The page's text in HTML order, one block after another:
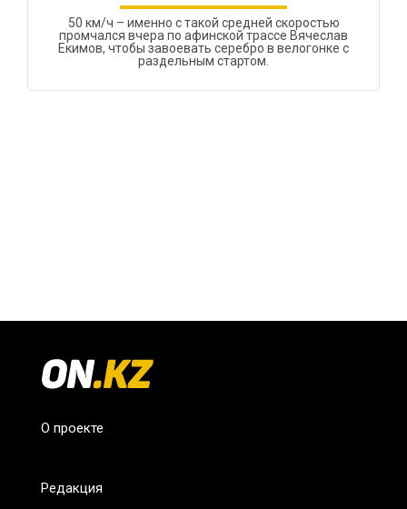
50 км/ч – именно с такой средней скоростью
промчался вчера по афинской трассе Вячеслав
Екимов, чтобы завоевать серебро в велогонке с
раздельным стартом.
О проекте
Редакция